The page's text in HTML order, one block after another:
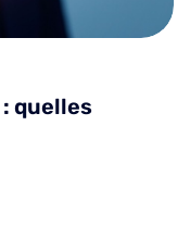
quelles